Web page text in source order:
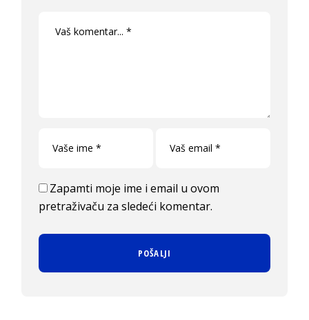
Zapamti moje ime i email u ovom
pretraživaču za sledeći komentar.